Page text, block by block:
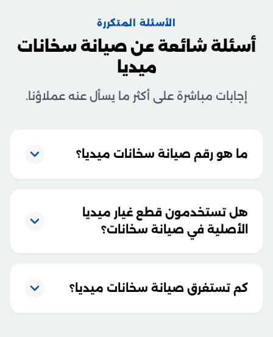
الأسئلة المتكررة
أسئلة شائعة عن صيانة سخانات
ميديا
إجابات مباشرة على أكثر ما يسأل عنه عملاؤنا.
ما هو رقم صيانة سخانات ميديا؟
هل تستخدمون قطع غيار ميديا
الأصلية في صيانة سخانات؟
كم تستغرق صيانة سخانات ميديا؟